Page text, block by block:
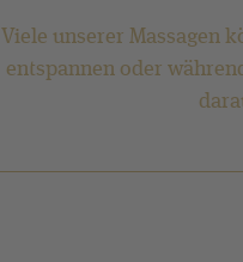
Viele unserer Massagen
entspannen oder